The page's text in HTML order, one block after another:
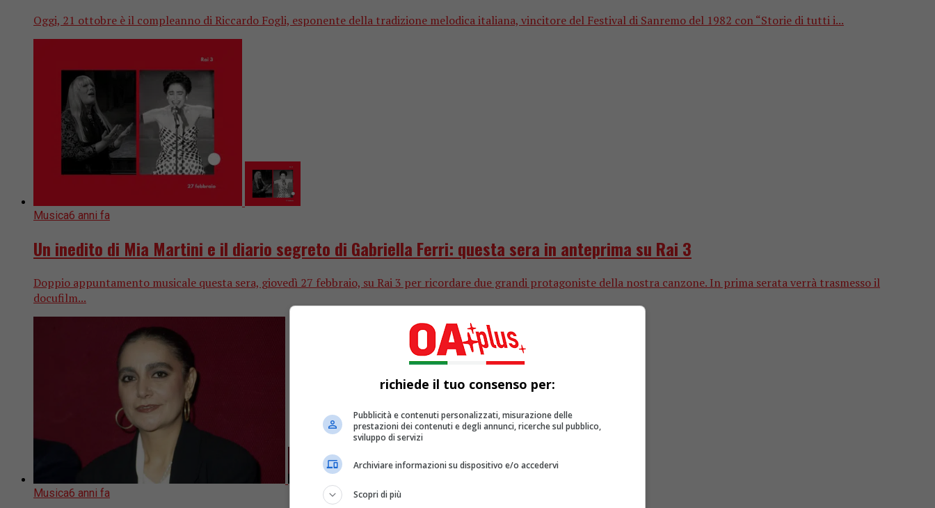
Oggi, 21 ottobre è il compleanno di Riccardo Fogli, esponente della tradizione melodica italiana, vincitore del Festival di Sanremo del 1982 con “Storie di tutti i...
Musica6 anni fa
Un inedito di Mia Martini e il diario segreto di Gabriella Ferri: questa sera in anteprima su Rai 3
Doppio appuntamento musicale questa sera, giovedì 27 febbraio, su Rai 3 per ricordare due grandi protagoniste della nostra canzone. In prima serata verrà trasmesso il
docufilm...
Musica6 anni fa
richiede il tuo consenso per:
Pubblicità e contenuti personalizzati, misurazione delle
prestazioni dei contenuti e degli annunci, ricerche sul pubblico,
sviluppo di servizi
Archiviare informazioni su dispositivo e/o accedervi
Scopri di più